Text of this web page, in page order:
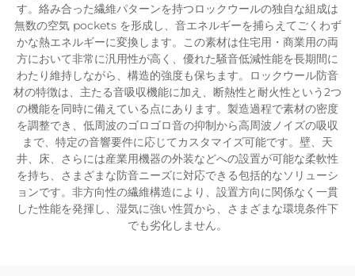
す。絡み合った繊維パターンを持つロックウールの独自な組成は
無数の空気 pockets を形成し、音エネルギーを捕らえてごくわず
かな熱エネルギーに変換します。この素材は住宅用・商業用の両
方において非常に汎用性が高く、優れた騒音低減性能を長期間に
わたり維持しながら、構造的強度も保ちます。ロックウール防音
材の特徴は、主たる音吸収機能に加え、断熱性と耐火性という2つ
の機能を同時に備えている点にあります。製造過程で素材の密度
を調整でき、低周波のゴロゴロ音の抑制から高周波ノイズの吸収
まで、特定の音響要件に応じてカスタマイズ可能です。壁、天
井、床、さらには産業用機器の外装などへの設置が可能な柔軟性
を持ち、さまざまな防音ニーズに対応できる包括的なソリューシ
ョンです。非方向性の繊維構造により、設置方向に関係なく一貫
した性能を発揮し、湿気に強い性質から、さまざまな環境条件下
でも劣化しません。